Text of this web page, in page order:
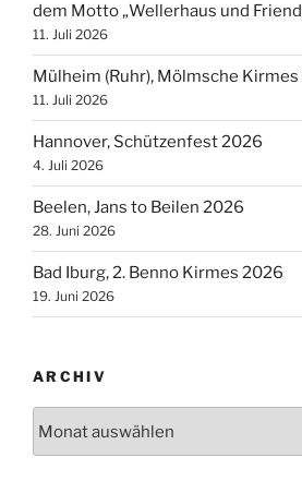
dem Motto „Wellerhaus und
11. Juli 2026
Mülheim (Ruhr), Mölmsche
11. Juli 2026
Hannover, Schützenfest 2026
4. Juli 2026
Beelen, Jans to Beilen 2026
28. Juni 2026
Bad Iburg, 2. Benno Kirmes 2026
19. Juni 2026
ARCHIV